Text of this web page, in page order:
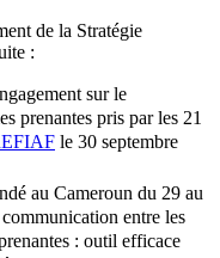
de la Stratégie
:
sur le
prenantes pris par les 21
le 30 septembre
au Cameroun du 29 au
entre les
: outil efficace